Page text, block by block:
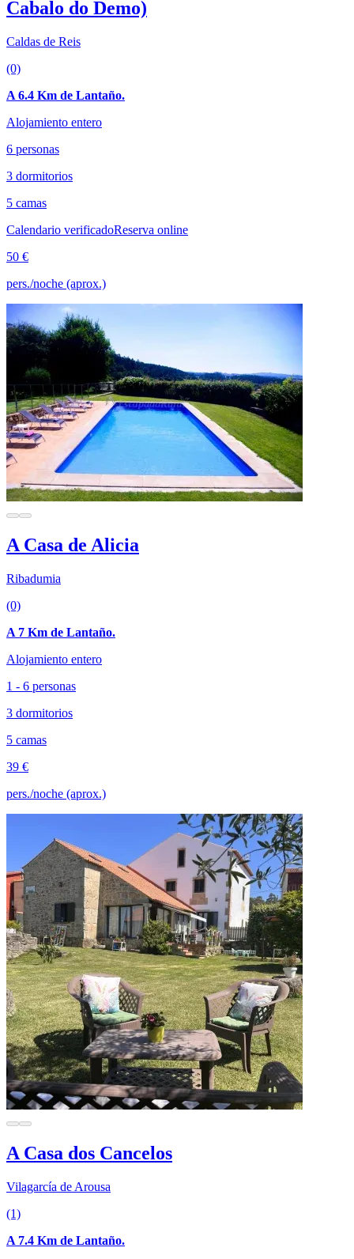
Cabalo do Demo)
Caldas de Reis
(0)
A 6.4 Km de Lantaño.
Alojamiento entero
6 personas
3 dormitorios
5 camas
Calendario verificadoReserva online
50 €
pers./noche (aprox.)
A Casa de Alicia
Ribadumia
(0)
A 7 Km de Lantaño.
Alojamiento entero
1 - 6 personas
3 dormitorios
5 camas
39 €
pers./noche (aprox.)
A Casa dos Cancelos
Vilagarcía de Arousa
(1)
A 7.4 Km de Lantaño.